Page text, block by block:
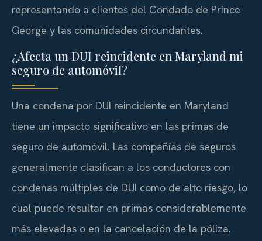
representando a clientes del Condado de Prince
George y las comunidades circundantes.
¿Afecta un DUI reincidente en Maryland mi
seguro de automóvil?
Una condena por DUI reincidente en Maryland
tiene un impacto significativo en las primas de
seguro de automóvil. Las compañías de seguros
generalmente clasifican a los conductores con
condenas múltiples de DUI como de alto riesgo, lo
cual puede resultar en primas considerablemente
más elevadas o en la cancelación de la póliza.